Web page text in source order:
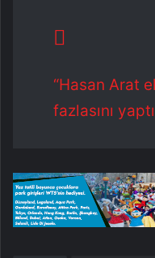
“Hasan Arat
fazlasını